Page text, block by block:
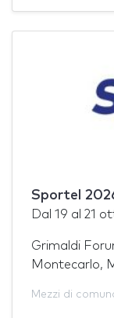
Sportel
Dal 19 al 21
Grimaldi
Montecarlo,
Mezzi di